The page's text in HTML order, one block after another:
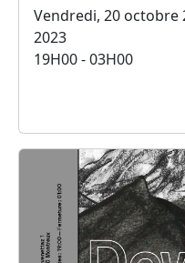
Vendredi, 20 octobre
2023
19H00 - 03H00